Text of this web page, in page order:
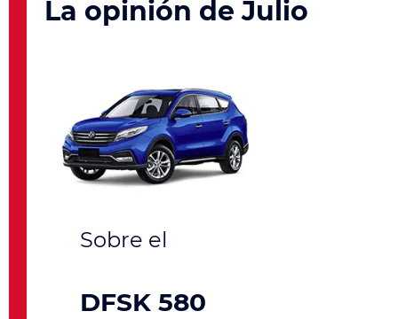
La opinión de Julio
DFSK 580